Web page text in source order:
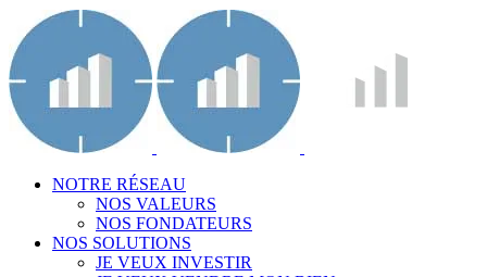
NOTRE RÉSEAU
NOS VALEURS
NOS FONDATEURS
NOS SOLUTIONS
JE VEUX INVESTIR